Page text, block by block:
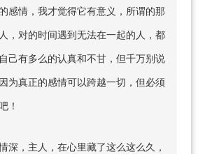
感情，我才觉得它有意义，所谓的那
，对的时间遇到无法在一起的人，都
己有多么的认真和不甘，但千万别说
为真正的感情可以跨越一切，但必须
！
深，主人，在心里藏了这么这么久，